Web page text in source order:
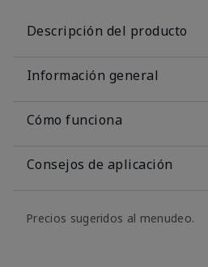
Descripción del producto
Información general
Cómo funciona
Consejos de aplicación
Precios sugeridos al menudeo.